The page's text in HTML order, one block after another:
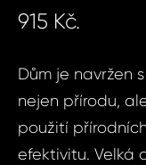
915 Kč.
Dům je navržen
nejen přírodu,
použití
efektivitu. Velká